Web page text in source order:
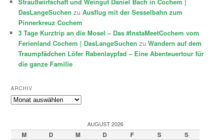
DasLangeSuchen zuAusflug mit der Sesselbahn zum
Pinnerkreuz Cochem
3 Tage Kurztrip an die Mosel – Das #InstaMeetCochem vom
Ferienland Cochem | DasLangeSuchen zuWandern auf dem
Traumpfädchen Löfer Rabenlaypfad – Eine Abenteuertour für
die ganze Familie
ARCHIV
Archiv
AUGUST 2026
M D M D F S S